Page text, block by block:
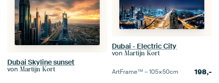
Dubai Skyline sunset
von Martijn Kort
Dubai - Electric City
von Martijn Kort
ArtFrame™ –105×50cm 198,-